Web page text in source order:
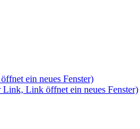
ein neues Fenster)
Link, Link öffnet ein neues Fenster)